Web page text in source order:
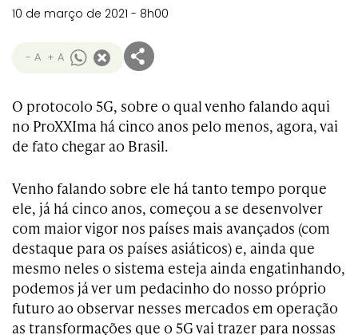
10 de março de 2021 - 8h00
- A + A
O protocolo 5G, sobre o qual venho falando aqui
no ProXXIma há cinco anos pelo menos, agora, vai
de fato chegar ao Brasil.
Venho falando sobre ele há tanto tempo porque
ele, já há cinco anos, começou a se desenvolver
com maior vigor nos países mais avançados (com
destaque para os países asiáticos) e, ainda que
mesmo neles o sistema esteja ainda engatinhando,
podemos já ver um pedacinho do nosso próprio
futuro ao observar nesses mercados em operação
as transformações que o 5G vai trazer para nossas